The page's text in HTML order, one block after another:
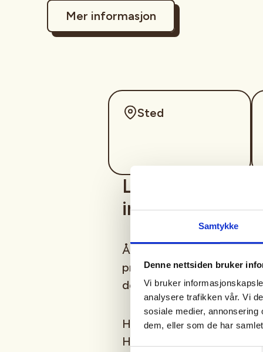
Samtykke
Denne nettsiden bruker
Vi bruker
analysere trafikken vår. Vi
sosiale medier,
dem, eller som de har
Mer informasjon
Sted
Lær å navigere i
introduksjon til
Ålesund Jeger- og
praktisk og lærerik kveld
det grunnleggende innen
Hvordan finner vi veien
Hvordan bruker vi